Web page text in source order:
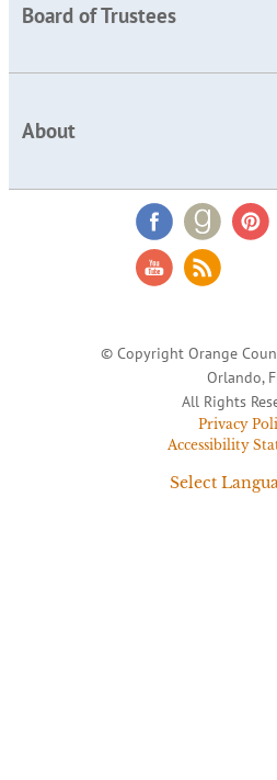
Board of Trustees
About
© Copyright Orange
Orlando,
All Rights
Privacy
Accessibility
Select